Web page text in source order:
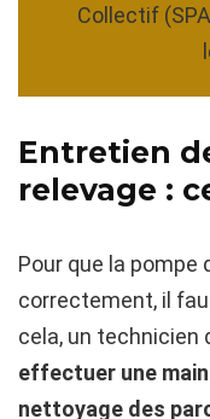
Collectif
Entretien
relevage :
Pour que la pompe
correctement, il
cela, un technicien
effectuer une
nettoyage des